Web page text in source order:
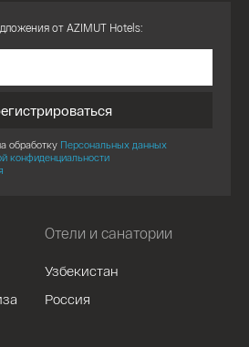
Отели и санатории
Узбекистан
Россия
от AZIMUT Hotels:
обработку Персональных данных
конфиденциальности